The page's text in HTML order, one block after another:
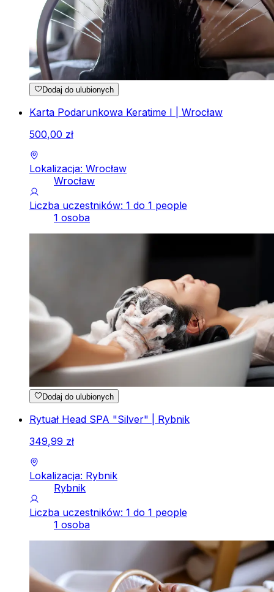
Dodaj do ulubionych
Karta Podarunkowa Keratime I | Wrocław
500,00 zł
Lokalizacja: Wrocław
Wrocław
Liczba uczestników: 1 do 1 people
1 osoba
Dodaj do ulubionych
Rytuał Head SPA "Silver" | Rybnik
349,99 zł
Lokalizacja: Rybnik
Rybnik
Liczba uczestników: 1 do 1 people
1 osoba